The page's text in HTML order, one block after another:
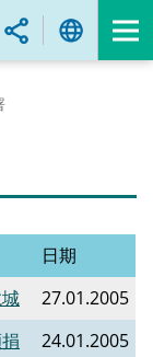
日期
27.01.2005
24.01.2005